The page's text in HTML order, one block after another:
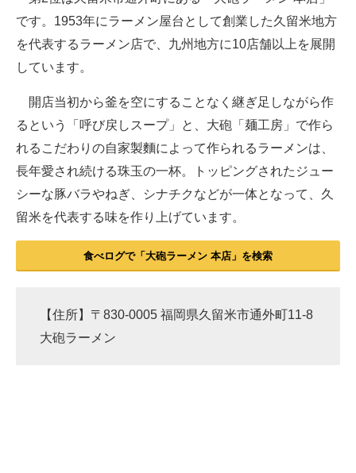
です。1953年にラーメン屋台として創業した久留米地方
を代表するラーメン店で、九州地方に10店舗以上を展開
しています。
開店当初から釜を空にすることなく継ぎ足しながら作
るという「呼び戻しスープ」と、大砲「麺工房」で作ら
れるこだわりの自家製麵によって作られるラーメンは、
長年愛され続ける珠玉の一杯。トッピングされたジュー
シーな豚バラやねぎ、シナチクなどが一体となって、久
留米を代表する味を作り上げています。
食べログで「大砲ラーメン 本店」を検索
【住所】〒830-0005 福岡県久留米市通外町11-8
大砲ラーメン